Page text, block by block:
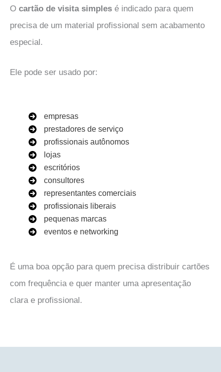
O cartão de visita simples é indicado para quem
precisa de um material profissional sem acabamento
especial.
Ele pode ser usado por:
empresas
prestadores de serviço
profissionais autônomos
lojas
escritórios
consultores
representantes comerciais
profissionais liberais
pequenas marcas
eventos e networking
É uma boa opção para quem precisa distribuir cartões
com frequência e quer manter uma apresentação
clara e profissional.